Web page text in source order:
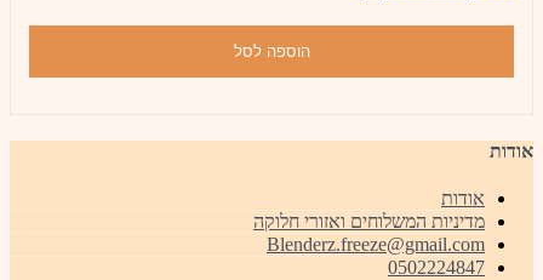
הוספה לסל
אודות
אודות
מדיניות המשלוחים ואזורי חלוקה
Blenderz.freeze@gmail.com
0502224847